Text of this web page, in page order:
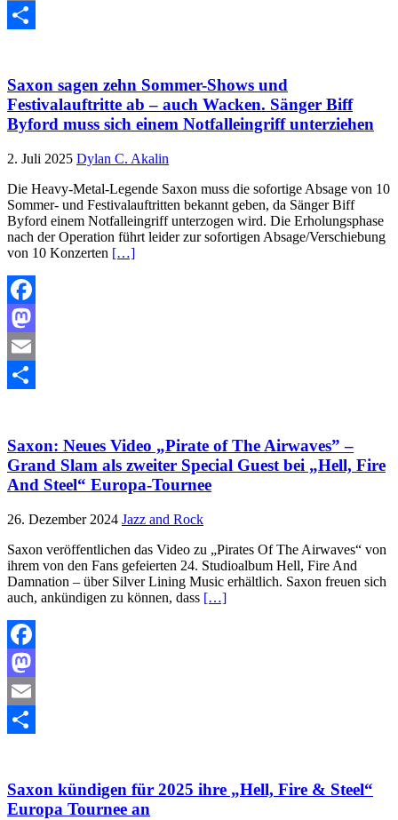
Email
Saxon sagen zehn Sommer-Shows und
Festivalauftritte ab – auch Wacken. Sänger Biff
Byford muss sich einem Notfalleingriff unterziehen
2. Juli 2025 Dylan C. Akalin
Die Heavy-Metal-Legende Saxon muss die sofortige Absage von 10
Sommer- und Festivalauftritten bekannt geben, da Sänger Biff
Byford einem Notfalleingriff unterzogen wird. Die Erholungsphase
nach der Operation führt leider zur sofortigen Absage/Verschiebung
von 10 Konzerten […]
Facebook
Mastodon
Email
Saxon: Neues Video „Pirate of The Airwaves” –
Grand Slam als zweiter Special Guest bei „Hell, Fire
And Steel“ Europa-Tournee
26. Dezember 2024 Jazz and Rock
Saxon veröffentlichen das Video zu „Pirates Of The Airwaves“ von
ihrem von den Fans gefeierten 24. Studioalbum Hell, Fire And
Damnation – über Silver Lining Music erhältlich. Saxon freuen sich
auch, ankündigen zu können, dass […]
Facebook
Mastodon
Email
Saxon kündigen für 2025 ihre „Hell, Fire & Steel“
Europa Tournee an